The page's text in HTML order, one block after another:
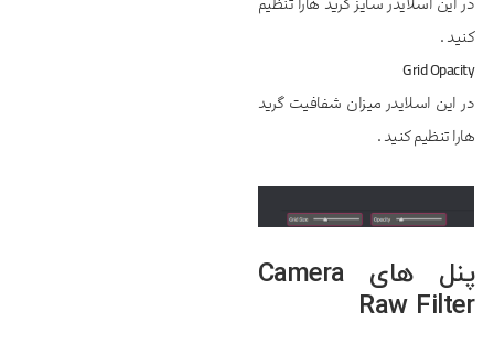
کنید .
Grid Opacity
در این اسلایدر میزان شفافیت گرید
هارا تنظیم کنید .
پنل های Camera
Raw Filter